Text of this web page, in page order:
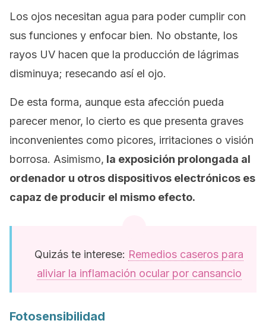
Los ojos necesitan agua para poder cumplir con
sus funciones y enfocar bien. No obstante, los
rayos UV hacen que la producción de lágrimas
disminuya; resecando así el ojo.
De esta forma, aunque esta afección pueda
parecer menor, lo cierto es que presenta graves
inconvenientes como picores, irritaciones o visión
borrosa. Asimismo, la exposición prolongada al
ordenador u otros dispositivos electrónicos es
capaz de producir el mismo efecto.
Quizás te interese: Remedios caseros para
aliviar la inflamación ocular por cansancio
Fotosensibilidad